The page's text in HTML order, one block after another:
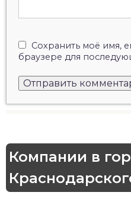
Сохранить моё имя,
браузере для
Компании в